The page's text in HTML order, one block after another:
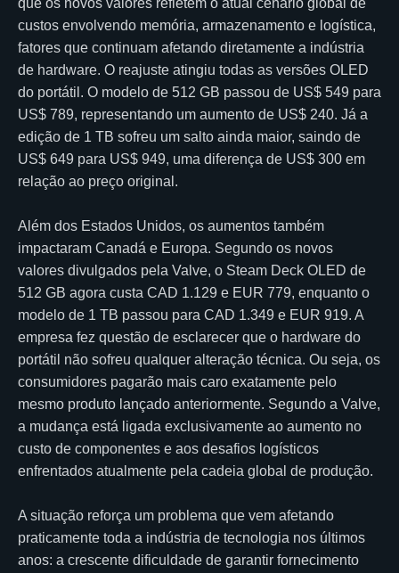
custos envolvendo memória, armazenamento e logística,
fatores que continuam afetando diretamente a indústria
de hardware. O reajuste atingiu todas as versões OLED
do portátil. O modelo de 512 GB passou de US$ 549 para
US$ 789, representando um aumento de US$ 240. Já a
edição de 1 TB sofreu um salto ainda maior, saindo de
US$ 649 para US$ 949, uma diferença de US$ 300 em
relação ao preço original.
Além dos Estados Unidos, os aumentos também
impactaram Canadá e Europa. Segundo os novos
valores divulgados pela Valve, o Steam Deck OLED de
512 GB agora custa CAD 1.129 e EUR 779, enquanto o
modelo de 1 TB passou para CAD 1.349 e EUR 919. A
empresa fez questão de esclarecer que o hardware do
portátil não sofreu qualquer alteração técnica. Ou seja, os
consumidores pagarão mais caro exatamente pelo
mesmo produto lançado anteriormente. Segundo a Valve,
a mudança está ligada exclusivamente ao aumento no
custo de componentes e aos desafios logísticos
enfrentados atualmente pela cadeia global de produção.
A situação reforça um problema que vem afetando
praticamente toda a indústria de tecnologia nos últimos
anos: a crescente dificuldade de garantir fornecimento